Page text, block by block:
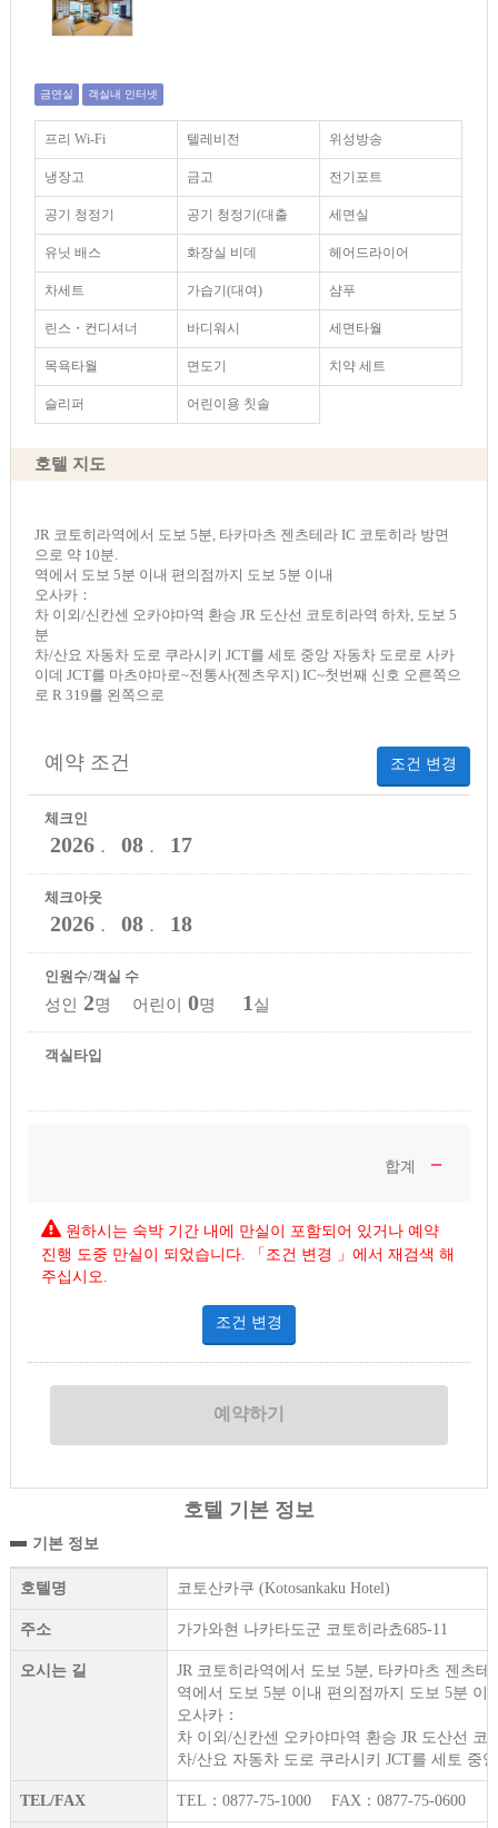
금연실 객실내 인터넷
프리 Wi-Fi 텔레비전 위성방송
냉장고 금고 전기포트
공기 청정기 공기 청정기(대출 세면실
유닛 배스 화장실 비데 헤어드라이어
차세트 가습기(대여) 샴푸
린스・컨디셔너 바디워시 세면타월
목욕타월 면도기 치약 세트
슬리퍼 어린이용 칫솔
호텔 지도
JR 코토히라역에서 도보 5분, 타카마츠 젠츠테라 IC 코토히라 방면
으로 약 10분.
역에서 도보 5분 이내 편의점까지 도보 5분 이내
오사카：
차 이외/신칸센 오카야마역 환승 JR 도산선 코토히라역 하차, 도보 5
분
차/산요 자동차 도로 쿠라시키 JCT를 세토 중앙 자동차 도로로 사카
이데 JCT를 마츠야마로~전통사(젠츠우지) IC~첫번째 신호 오른쪽으
로 R 319를 왼쪽으로
조건 변경
예약 조건
체크인
2026． 08． 17
체크아웃
2026． 08． 18
인원수/객실 수
성인 2명 어린이 0명 1 실
객실타입
합계 －
원하시는 숙박 기간 내에 만실이 포함되어 있거나 예약
진행 도중 만실이 되었습니다. 「조건 변경 」에서 재검색 해
주십시오.
조건 변경
호텔 기본 정보
기본 정보
호텔명 코토산카쿠 (Kotosankaku Hotel)
주소 가가와현 나카타도군 코토히라쵸685-11
오시는 길
JR 코토히라역에서 도보 5분, 타카마츠 젠츠
역에서 도보 5분 이내 편의점까지 도보 5분 이
오사카：
차 이외/신칸센 오카야마역 환승 JR 도산선 코
차/산요 자동차 도로 쿠라시키 JCT를 세토 중
TEL/FAX TEL：0877-75-1000 FAX：0877-75-0600